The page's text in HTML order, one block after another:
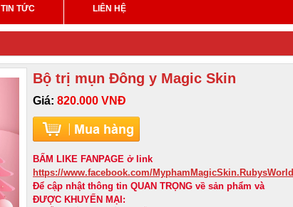
TIN TỨC LIÊN HỆ
Bộ trị mụn Đông y Magic Skin
Giá: 820.000 VNĐ
BẤM LIKE FANPAGE ở link
https://www.facebook.com/MyphamMagicSkin.RubysWorld
Để cập nhật thông tin QUAN TRỌNG về sản phẩm và
ĐƯỢC KHUYẾN MẠI: